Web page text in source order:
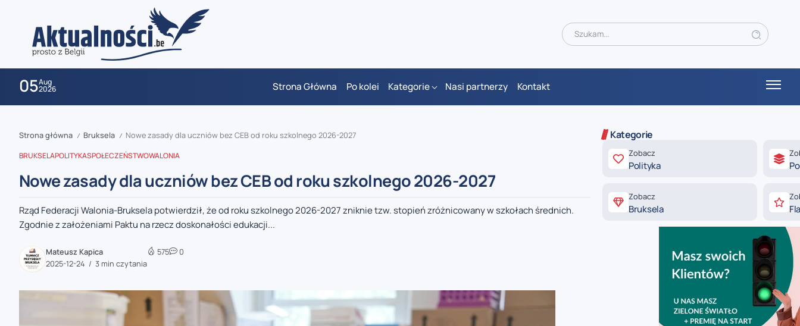
05Aug
2026 Strona Główna Po kolei Kategorie Nasi partnerzy Kontakt
zaobserwuj nas
zaobserwuj nas
Strona główna / Bruksela / Nowe zasady dla uczniów bez CEB od roku szkolnego 2026-2027
BRUKSELAPOLITYKASPOŁECZEŃSTWOWALONIA
Nowe zasady dla uczniów bez CEB od roku szkolnego 2026-2027
Rząd Federacji Walonia-Bruksela potwierdził, że od roku szkolnego 2026-2027 zniknie tzw. stopień zróżnicowany w szkołach średnich.
Zgodnie z założeniami Paktu na rzecz doskonałości edukacji...
Mateusz Kapica
2025-12-24
3 min czytania
575 0
Kategorie
Zobacz
Polityka
Zobacz
Bruksela